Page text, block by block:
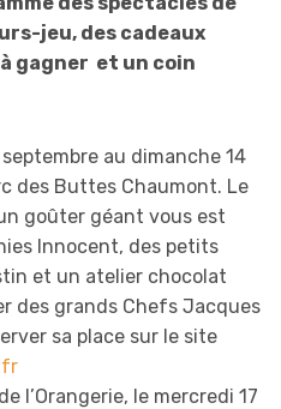
jeu, des cadeaux
gagner et un coin
au dimanche 14
des Buttes Chaumont. Le
goûter géant vous est
Innocent, des petits
et un atelier chocolat
des grands Chefs Jacques
sa place sur le site
l’Orangerie, le mercredi 17